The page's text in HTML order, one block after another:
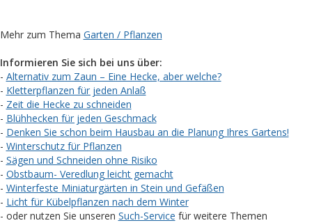
Mehr zum Thema Garten / Pflanzen
Informieren Sie sich bei uns über:
- Alternativ zum Zaun – Eine Hecke, aber welche?
- Kletterpflanzen für jeden Anlaß
- Zeit die Hecke zu schneiden
- Blühhecken für jeden Geschmack
- Denken Sie schon beim Hausbau an die Planung Ihres Gartens!
- Winterschutz für Pflanzen
- Sägen und Schneiden ohne Risiko
- Obstbaum- Veredlung leicht gemacht
- Winterfeste Miniaturgärten in Stein und Gefäßen
- Licht für Kübelpflanzen nach dem Winter
- oder nutzen Sie unseren Such-Service für weitere Themen